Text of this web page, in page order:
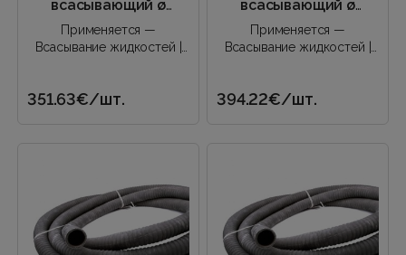
всасывающий ø
100/115 (6 м)
Применяется —
Всасывание жидкостей |
351.63€/шт.
всасывающий ø
150/165 (6 м)
Применяется —
Всасывание жидкостей |
394.22€/шт.